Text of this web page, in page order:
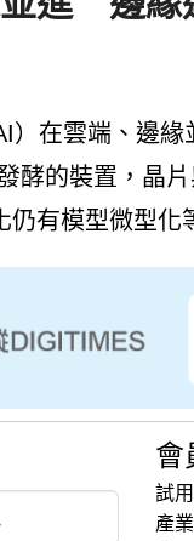
）在雲端、邊
酵的裝置，晶
有模型微型化
會
試
產